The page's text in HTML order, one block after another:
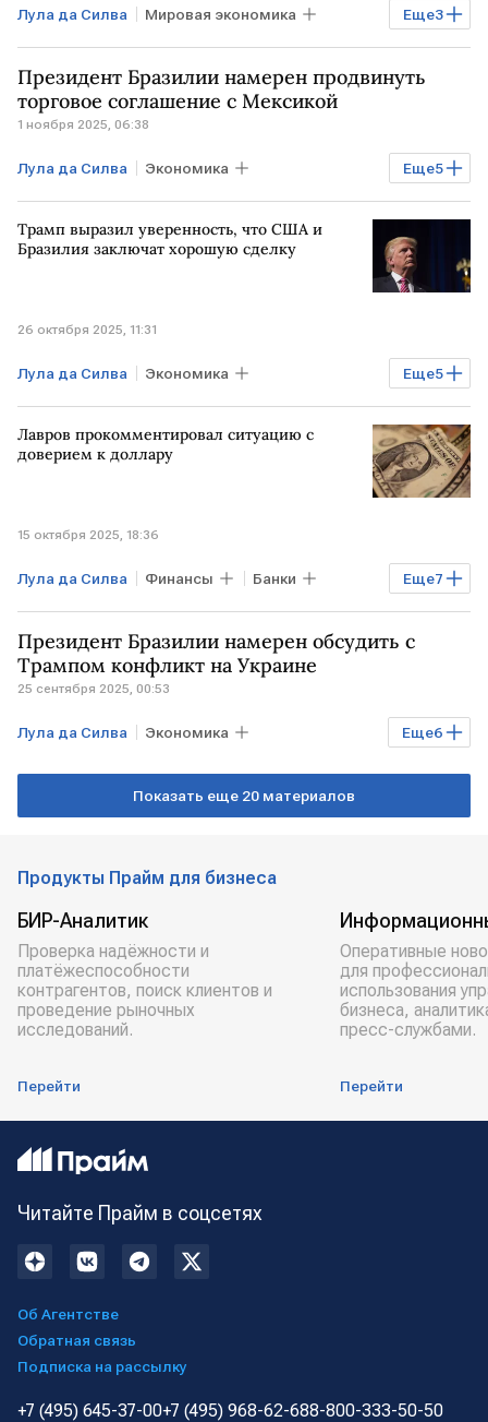
Еще3
Лула да Силва Мировая экономика
США БРАЗИЛИЯ Дональд Трамп
Президент Бразилии намерен продвинуть
торговое соглашение с Мексикой
1 ноября 2025, 06:38
Еще5
Лула да Силва Экономика
Мировая экономика МЕКСИКА
БРАЗИЛИЯ АЗИЯ
Трамп выразил уверенность, что США и
Бразилия заключат хорошую сделку
26 октября 2025, 11:31
Еще5
Лула да Силва Экономика
Мировая экономика США
БРАЗИЛИЯ МАЛАЙЗИЯ
Лавров прокомментировал ситуацию с
доверием к доллару
15 октября 2025, 18:36
Еще7
Лула да Силва Финансы Банки
США БРАЗИЛИЯ Сергей Лавров
Дональд Трамп МИД РФ
Мировая экономика
Президент Бразилии намерен обсудить с
Трампом конфликт на Украине
25 сентября 2025, 00:53
Еще6
Лула да Силва Экономика
Мировая экономика Общество
Показать еще 20 материалов
Продукты Прайм для бизнеса
БИР-Аналитик
Проверка надёжности и
платёжеспособности
контрагентов, поиск клиентов и
проведение рыночных
исследований.
Перейти
Оперативные
для
использования
бизнеса,
пресс-службами.
Перейти
Читайте Прайм в соцсетях
Об Агентстве
Обратная связь
Подписка на рассылку
+7 (495) 645-37-00+7 (495) 968-62-688-800-333-50-50